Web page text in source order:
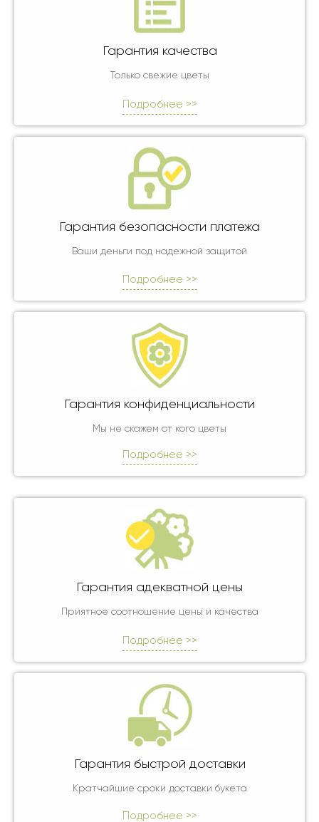
Гарантия качества
Только свежие цветы
Подробнее >>
Гарантия безопасности платежа
Ваши деньги под надежной защитой
Подробнее >>
Гарантия конфиденциальности
Мы не скажем от кого цветы
Подробнее >>
Гарантия адекватной цены
Приятное соотношение цены и качества
Подробнее >>
Гарантия быстрой доставки
Кратчайшие сроки доставки букета
Подробнее >>